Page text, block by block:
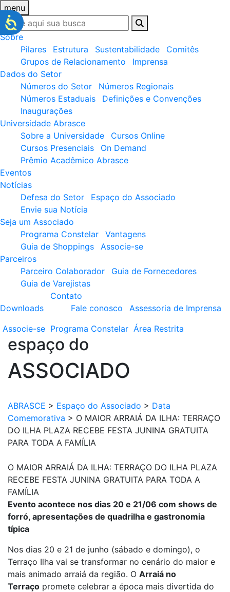
menu
Sobre
Pilares
Estrutura Sustentabilidade
Comitês
Grupos de Relacionamento
Imprensa
Dados do Setor
Números do Setor
Números Regionais
Números Estaduais
Definições e Convenções
Inaugurações
Universidade Abrasce
Sobre a Universidade
Cursos Online
Cursos Presenciais
On Demand
Prêmio Acadêmico Abrasce
Eventos
Notícias
Defesa do Setor
Espaço do Associado
Envie sua Notícia
Seja um Associado
Programa Constelar
Vantagens
Guia de Shoppings
Associe-se
Parceiros
Parceiro Colaborador
Guia de Fornecedores
Guia de Varejistas
Downloads
Contato
Fale conosco
Assessoria de Imprensa
Associe-se Programa Constelar Área Restrita
espaço do
ASSOCIADO
ABRASCE > Espaço do Associado > Data
Comemorativa > O MAIOR ARRAIÁ DA ILHA: TERRAÇO
DO ILHA PLAZA RECEBE FESTA JUNINA GRATUITA
PARA TODA A FAMÍLIA
O MAIOR ARRAIÁ DA ILHA: TERRAÇO DO ILHA PLAZA
RECEBE FESTA JUNINA GRATUITA PARA TODA A
FAMÍLIA
Evento acontece nos dias 20 e 21/06 com shows de
forró, apresentações de quadrilha e gastronomia
típica
Nos dias 20 e 21 de junho (sábado e domingo), o
Terraço Ilha vai se transformar no cenário do maior e
mais animado arraiá da região. O Arraiá no
Terraço promete celebrar a época mais divertida do